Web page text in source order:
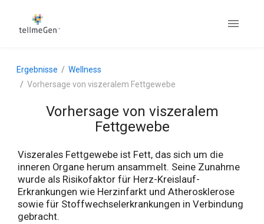
Ergebnisse
Wellness
Vorhersage von viszeralem Fettgewebe
Vorhersage von viszeralem
Fettgewebe
Viszerales Fettgewebe ist Fett, das sich um die
inneren Organe herum ansammelt. Seine Zunahme
wurde als Risikofaktor für Herz-Kreislauf-
Erkrankungen wie Herzinfarkt und Atherosklerose
sowie für Stoffwechselerkrankungen in Verbindung
gebracht.